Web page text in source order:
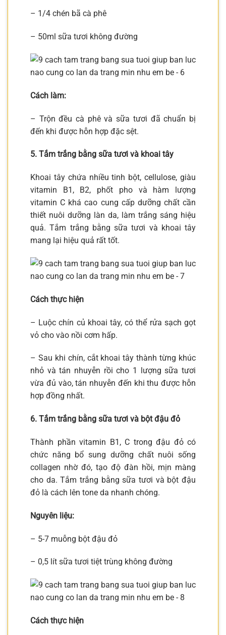
– 1/4 chén bã cà phê
– 50ml sữa tươi không đường
Cách làm:
– Trộn đều cà phê và sữa tươi đã chuẩn bị
đến khi được hỗn hợp đặc sệt.
5. Tắm trắng bằng sữa tươi và khoai tây
Khoai tây chứa nhiều tinh bột, cellulose, giàu
vitamin B1, B2, phốt pho và hàm lượng
vitamin C khá cao cung cấp dưỡng chất cần
thiết nuôi dưỡng làn da, làm trắng sáng hiệu
quả. Tắm trắng bằng sữa tươi và khoai tây
mang lại hiệu quả rất tốt.
Cách thực hiện
– Luộc chín củ khoai tây, có thể rửa sạch gọt
vỏ cho vào nồi cơm hấp.
– Sau khi chín, cắt khoai tây thành từng khúc
nhỏ và tán nhuyễn rồi cho 1 lượng sữa tươi
vừa đủ vào, tán nhuyễn đến khi thu được hỗn
hợp đồng nhất.
6. Tắm trắng bằng sữa tươi và bột đậu đỏ
Thành phần vitamin B1, C trong đậu đỏ có
chức năng bổ sung dưỡng chất nuôi sống
collagen nhờ đó, tạo độ đàn hồi, mịn màng
cho da. Tắm trắng bằng sữa tươi và bột đậu
đỏ là cách lên tone da nhanh chóng.
Nguyên liệu:
– 5-7 muỗng bột đậu đỏ
– 0,5 lít sữa tươi tiệt trùng không đường
Cách thực hiện